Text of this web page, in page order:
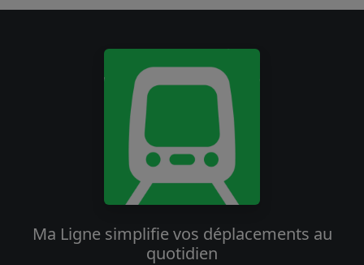
Ma Ligne simplifie vos déplacements au
quotidien